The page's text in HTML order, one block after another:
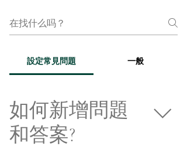
設定常見問題 一般
如何新增問題
和答案?